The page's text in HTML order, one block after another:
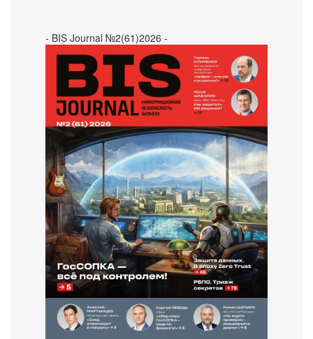
- BIS Journal №2(61)2026 -